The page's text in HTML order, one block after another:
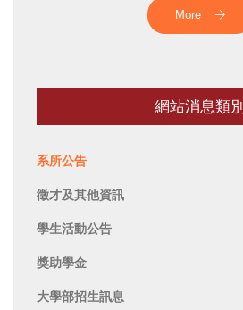
More
網站消息類別
系所公告
徵才及其他資訊
學生活動公告
獎助學金
大學部招生訊息